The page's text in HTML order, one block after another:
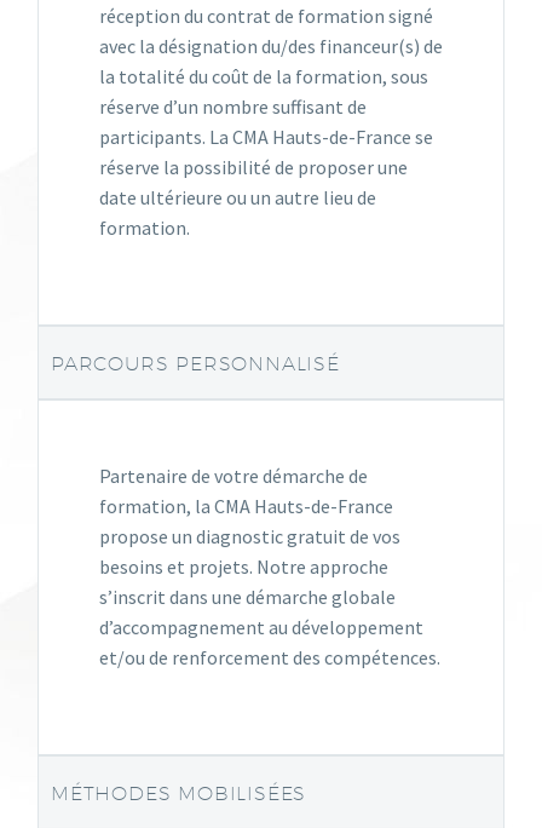
réception du contrat de formation signé
avec la désignation du/des financeur(s) de
la totalité du coût de la formation, sous
réserve d’un nombre suffisant de
participants. La CMA Hauts-de-France se
réserve la possibilité de proposer une
date ultérieure ou un autre lieu de
formation.
PARCOURS PERSONNALISÉ
Partenaire de votre démarche de
formation, la CMA Hauts-de-France
propose un diagnostic gratuit de vos
besoins et projets. Notre approche
s’inscrit dans une démarche globale
d’accompagnement au développement
et/ou de renforcement des compétences.
MÉTHODES MOBILISÉES